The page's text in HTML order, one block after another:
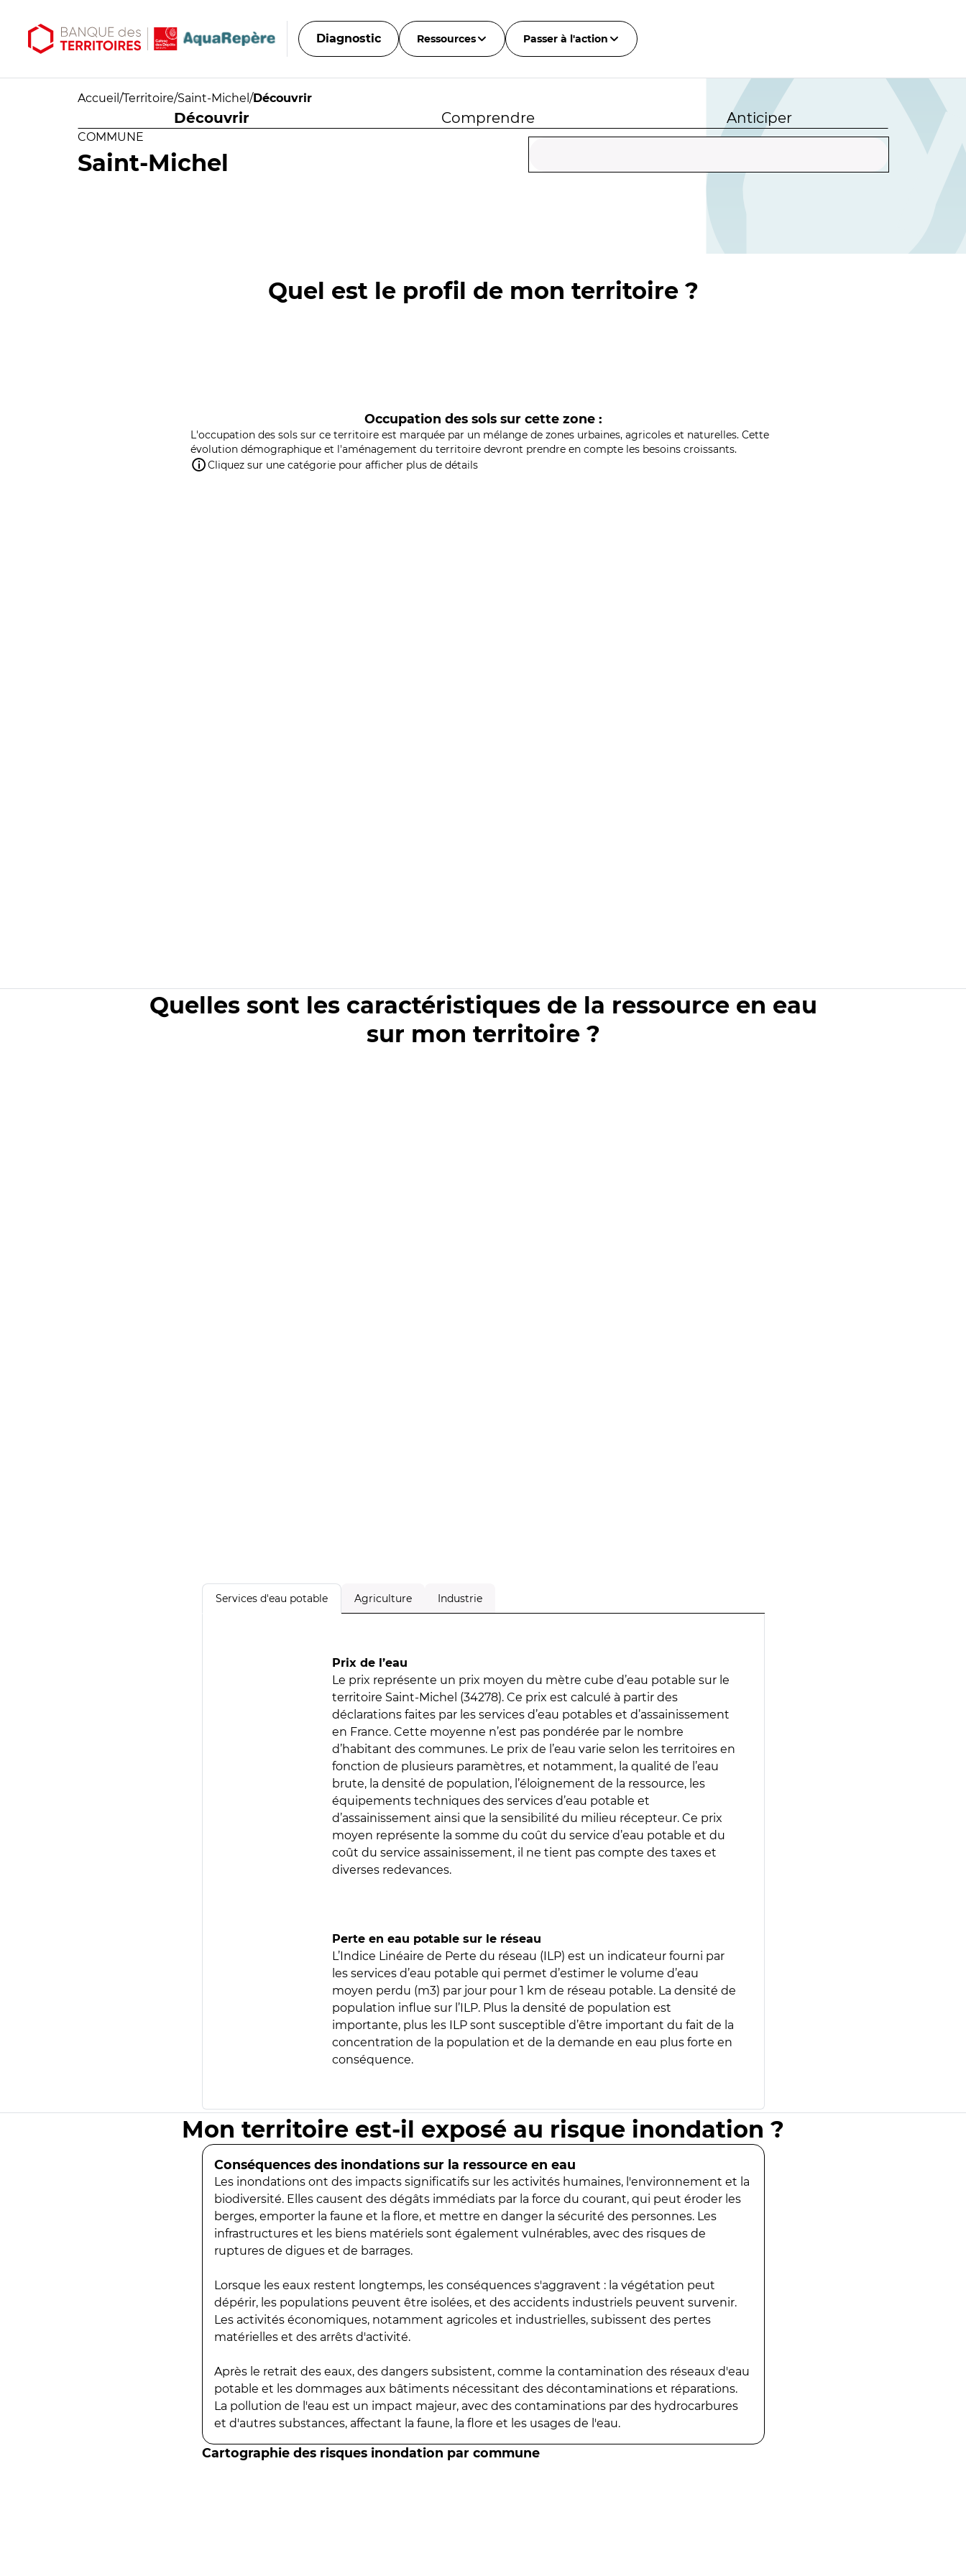
Diagnostic Ressources Passer à l'action
Accueil /Territoire/Saint-Michel /Découvrir
Découvrir Comprendre Anticiper
COMMUNE
Saint-Michel
Quel est le profil de mon territoire ?
Occupation des sols sur cette zone :
L'occupation des sols sur ce territoire est marquée par un mélange de zones urbaines, agricoles et naturelles. Cette
évolution démographique et l'aménagement du territoire devront prendre en compte les besoins croissants.
Cliquez sur une catégorie pour afficher plus de détails
Quelles sont les caractéristiques de la ressource en eau
sur mon territoire ?
Services d'eau potable Agriculture Industrie
Prix de l’eau
Le prix représente un prix moyen du mètre cube d’eau potable sur le
territoire Saint-Michel (34278). Ce prix est calculé à partir des
déclarations faites par les services d’eau potables et d’assainissement
en France. Cette moyenne n’est pas pondérée par le nombre
d’habitant des communes. Le prix de l’eau varie selon les territoires en
fonction de plusieurs paramètres, et notamment, la qualité de l’eau
brute, la densité de population, l’éloignement de la ressource, les
équipements techniques des services d’eau potable et
d’assainissement ainsi que la sensibilité du milieu récepteur. Ce prix
moyen représente la somme du coût du service d’eau potable et du
coût du service assainissement, il ne tient pas compte des taxes et
diverses redevances.
Perte en eau potable sur le réseau
L’Indice Linéaire de Perte du réseau (ILP) est un indicateur fourni par
les services d’eau potable qui permet d’estimer le volume d’eau
moyen perdu (m3) par jour pour 1 km de réseau potable. La densité de
population influe sur l’ILP. Plus la densité de population est
importante, plus les ILP sont susceptible d’être important du fait de la
concentration de la population et de la demande en eau plus forte en
conséquence.
Mon territoire est-il exposé au risque inondation ?
Conséquences des inondations sur la ressource en eau
Les inondations ont des impacts significatifs sur les activités humaines, l'environnement et la
biodiversité. Elles causent des dégâts immédiats par la force du courant, qui peut éroder les
berges, emporter la faune et la flore, et mettre en danger la sécurité des personnes. Les
infrastructures et les biens matériels sont également vulnérables, avec des risques de
ruptures de digues et de barrages.
Lorsque les eaux restent longtemps, les conséquences s'aggravent : la végétation peut
dépérir, les populations peuvent être isolées, et des accidents industriels peuvent survenir.
Les activités économiques, notamment agricoles et industrielles, subissent des pertes
matérielles et des arrêts d'activité.
Après le retrait des eaux, des dangers subsistent, comme la contamination des réseaux d'eau
potable et les dommages aux bâtiments nécessitant des décontaminations et réparations.
La pollution de l'eau est un impact majeur, avec des contaminations par des hydrocarbures
et d'autres substances, affectant la faune, la flore et les usages de l'eau.
Cartographie des risques inondation par commune